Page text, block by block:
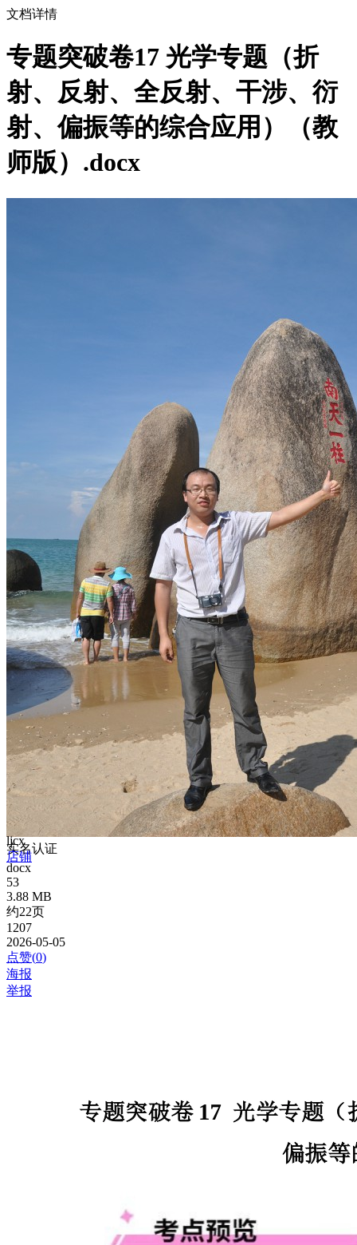
文档详情
专题突破卷17 光学专题（折
射、反射、全反射、干涉、衍
射、偏振等的综合应用）（教
师版）.docx
ljcx
实名认证
店铺
docx
53
3.88 MB
约22页
1207
2026-05-05
点赞(0)
海报
举报